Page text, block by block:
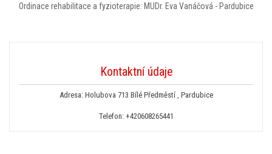
Ordinace rehabilitace a fyzioterapie: MUDr. Eva Vanáčová - Pardubice
Kontaktní údaje
Adresa: Holubova 713 Bílé Předměstí , Pardubice
Telefon: +420608265441